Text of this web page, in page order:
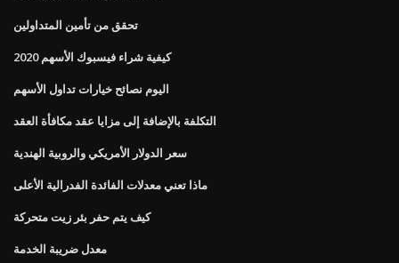
تحقق من تأمين المتداولين
كيفية شراء فيسبوك الأسهم 2020
اليوم نصائح خيارات تداول الأسهم
التكلفة بالإضافة إلى مزايا عقد مكافأة العقد
سعر الدولار الأمريكي والروبية الهندية
ماذا تعني معدلات الفائدة الفدرالية الأعلى
كيف يتم حفر بئر زيت متحركة
معدل ضريبة الخدمة